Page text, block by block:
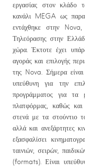
εργασίας στον κλάδο
κανάλι MEGA ως
εντάχθηκε στην
Τηλεόρασης στην
χώρα. Έκτοτε έχει
αγοράς και επιλογής
της Nova. Σήμερα
υπεύθυνη για την
προγράμματος για τα
πλατφόρμας, καθώς
στενά με τα στούντιο
αλλά και ανεξάρτητες
εξασφαλίσει
ταινιών, σειρών,
(formats). Είναι